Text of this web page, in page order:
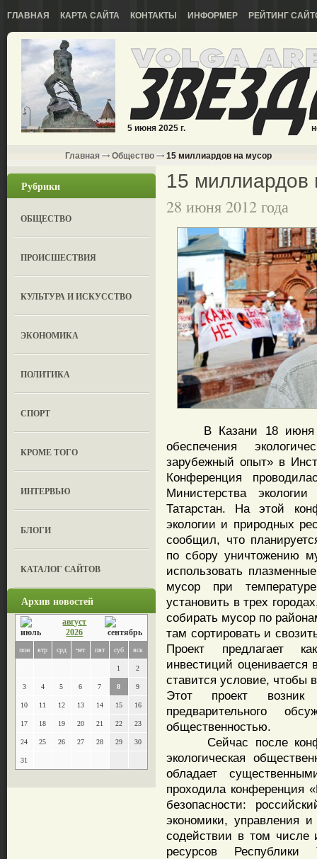
ГЛАВНАЯ КАРТА САЙТА КОНТАКТЫ ИНФОРМЕР РЕЙТИНГ
5 июня 2025 г.
Главная Общество 15 миллиардов на мусор
Рубрики
ОБЩЕСТВО
ПРОИСШЕСТВИЯ
КУЛЬТУРА И ИСКУССТВО
ЭКОНОМИКА
ПОЛИТИКА
СПОРТ
КРОМЕ ТОГО
ИНТЕРВЬЮ
БЛОГИ
КАТАЛОГ САЙТОВ
Архив новостей
август
2026
пон втр срд чет пят суб вск
1 2
3 4 5 6 7 8 9
10 11 12 13 14 15 16
17 18 19 20 21 22 23
24 25 26 27 28 29 30
31
15 миллиардов
28 июня 2012 года
В Казани 18 июня
обеспечения
зарубежный опыт» в
Конференция
Министерства
Татарстан. На этой
экологии и природных
сообщил, что
по сбору уничтожению
использовать
мусор при
установить в трех
собирать мусор по
там сортировать и
Проект предлагает
инвестиций
ставится условие, чтобы
Этот проект возник
предварительного
общественностью.
Сейчас после
экологическая
обладает
проходила конференция
безопасности:
экономики, управления
содействии в том числе
ресурсов